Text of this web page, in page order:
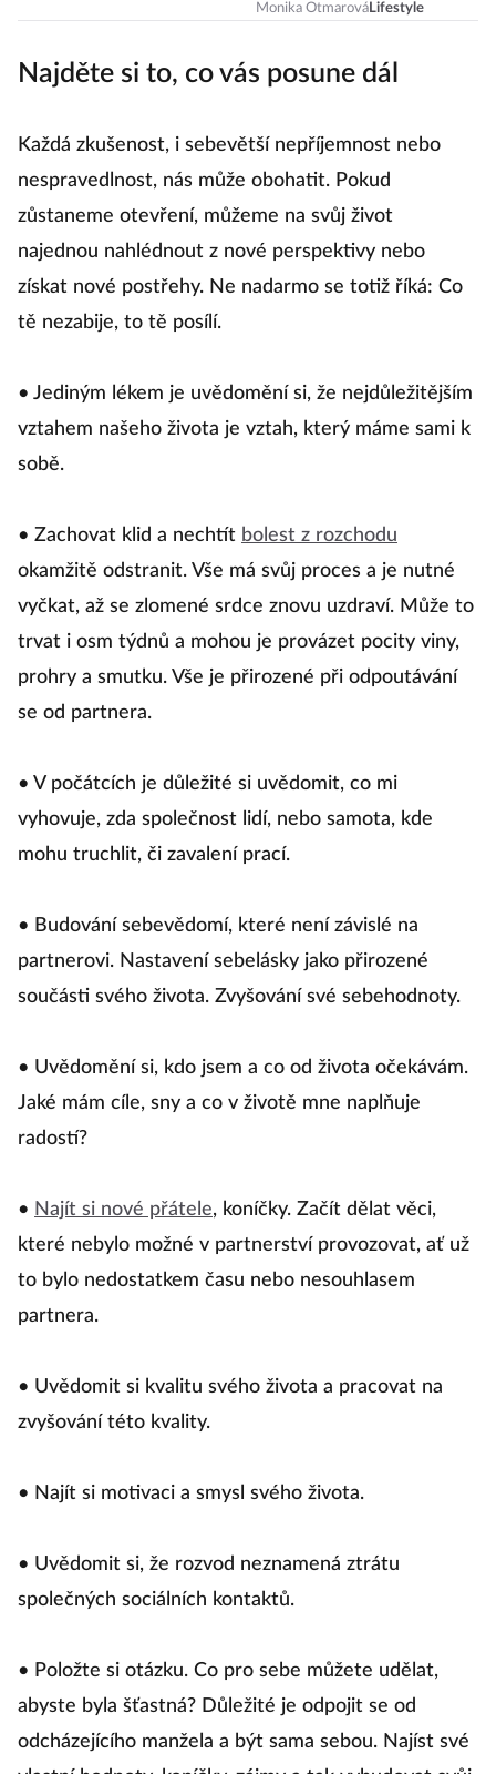
den
Monika OtmarováLifestyle
Najděte si to, co vás posune dál
Každá zkušenost, i sebevětší nepříjemnost nebo
nespravedlnost, nás může obohatit. Pokud
zůstaneme otevření, můžeme na svůj život
najednou nahlédnout z nové perspektivy nebo
získat nové postřehy. Ne nadarmo se totiž říká: Co
tě nezabije, to tě posílí.
• Jediným lékem je uvědomění si, že nejdůležitějším
vztahem našeho života je vztah, který máme sami k
sobě.
• Zachovat klid a nechtít bolest z rozchodu
okamžitě odstranit. Vše má svůj proces a je nutné
vyčkat, až se zlomené srdce znovu uzdraví. Může to
trvat i osm týdnů a mohou je provázet pocity viny,
prohry a smutku. Vše je přirozené při odpoutávání
se od partnera.
• V počátcích je důležité si uvědomit, co mi
vyhovuje, zda společnost lidí, nebo samota, kde
mohu truchlit, či zavalení prací.
• Budování sebevědomí, které není závislé na
partnerovi. Nastavení sebelásky jako přirozené
součásti svého života. Zvyšování své sebehodnoty.
• Uvědomění si, kdo jsem a co od života očekávám.
Jaké mám cíle, sny a co v životě mne naplňuje
radostí?
• Najít si nové přátele, koníčky. Začít dělat věci,
které nebylo možné v partnerství provozovat, ať už
to bylo nedostatkem času nebo nesouhlasem
partnera.
• Uvědomit si kvalitu svého života a pracovat na
zvyšování této kvality.
• Najít si motivaci a smysl svého života.
• Uvědomit si, že rozvod neznamená ztrátu
společných sociálních kontaktů.
• Položte si otázku. Co pro sebe můžete udělat,
abyste byla šťastná? Důležité je odpojit se od
odcházejícího manžela a být sama sebou. Najíst své